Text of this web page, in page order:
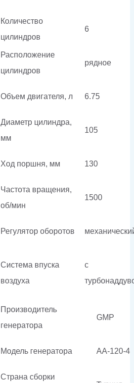
Количество
цилиндров
6
Расположение
цилиндров
рядное
Объем двигателя, л 6.75
Диаметр цилиндра,
мм
105
Ход поршня, мм 130
Частота вращения,
об/мин
1500
Регулятор оборотов
Система впуска
воздуха
с
Производитель
генератора
GMP
Модель генератора AA-120-4
Страна сборки